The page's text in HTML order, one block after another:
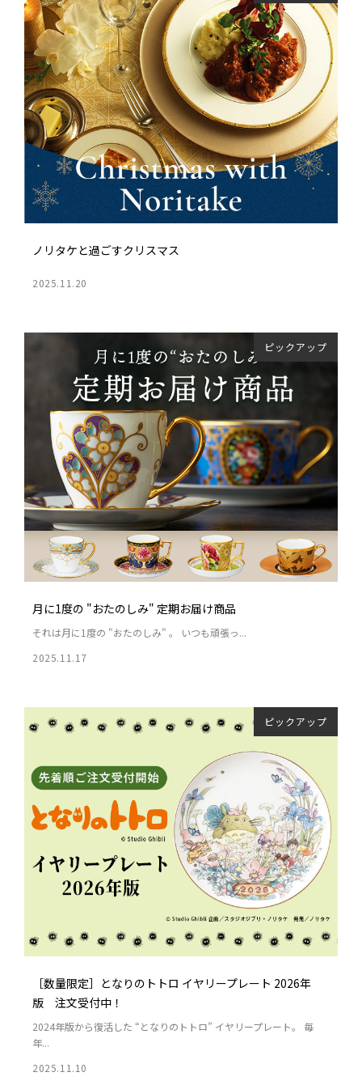
ノリタケと​過ごすクリスマス
2025.11.20
ピックアップ
月に1度の "おたのしみ" 定期お届け商品
それは月に1度の "おたのしみ" 。 いつも頑張っ...
2025.11.17
ピックアップ
［数量限定］となりのトトロ イヤリープレート 2026年
版 注文受付中！
2024年版から復活した “となりのトトロ” イヤリープレート。 毎
年...
2025.11.10